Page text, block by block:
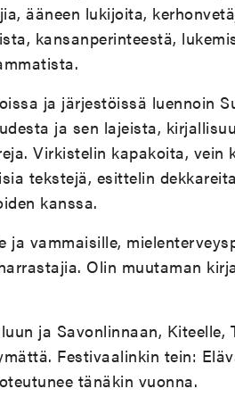
ääneen lukijoita,
kansanperinteestä,
ja järjestöissä luennoin
ja sen lajeista,
Virkistelin kapakoita,
tekstejä, esittelin
kanssa.
ja vammaisille,
Olin muutaman
ja Savonlinnaan,
Festivaalinkin tein:
tänäkin vuonna.